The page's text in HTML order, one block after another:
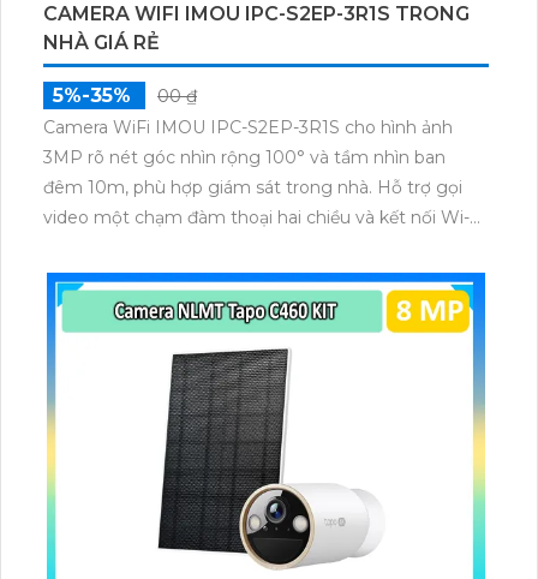
CAMERA WIFI IMOU IPC-S2EP-3R1S TRONG
NHÀ GIÁ RẺ
5%-35%
00 ₫
Camera WiFi IMOU IPC-S2EP-3R1S cho hình ảnh
3MP rõ nét góc nhìn rộng 100° và tầm nhìn ban
đêm 10m, phù hợp giám sát trong nhà. Hỗ trợ gọi
video một chạm đàm thoại hai chiều và kết nối Wi-Fi
microSD tối đa 256GB hoặc lưu đám mây dễ lắp đặt
cho gia đình và văn phòng nhỏ.